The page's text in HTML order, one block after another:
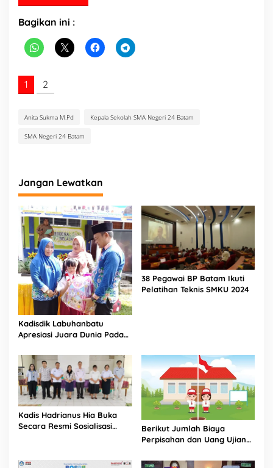
Bagikan ini :
1 2
Anita Sukma M.Pd Kepala Sekolah SMA Negeri 24 Batam
SMA Negeri 24 Batam
Jangan Lewatkan
Kadisdik Labuhanbatu
Apresiasi Juara Dunia Pada
38 Pegawai BP Batam Ikuti
Pelatihan Teknis SMKU 2024
Kadis Hadrianus Hia Buka
Secara Resmi Sosialisasi
Berikut Jumlah Biaya
Perpisahan dan Uang Ujian
Batam